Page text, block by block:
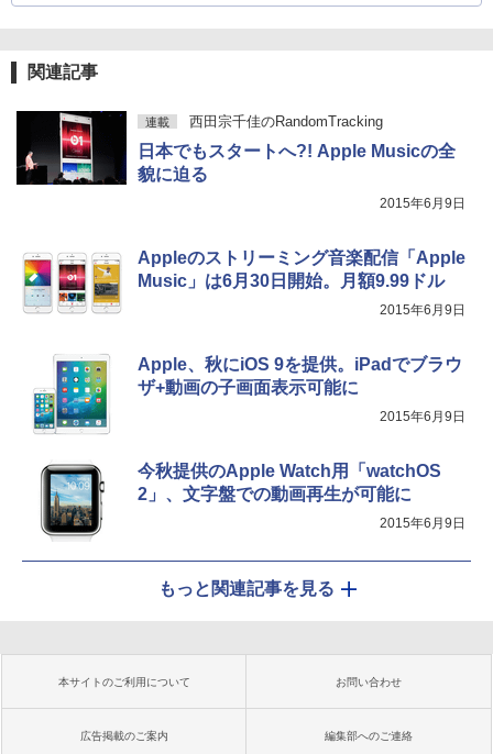
関連記事
連載 西田宗千佳のRandomTracking
日本でもスタートへ?! Apple Musicの全
貌に迫る
2015年6月9日
Appleのストリーミング音楽配信「Apple
Music」は6月30日開始。月額9.99ドル
2015年6月9日
Apple、秋にiOS 9を提供。iPadでブラウ
ザ+動画の子画面表示可能に
2015年6月9日
今秋提供のApple Watch用「watchOS
2」、文字盤での動画再生が可能に
2015年6月9日
もっと関連記事を見る
本サイトのご利用について お問い合わせ
広告掲載のご案内 編集部へのご連絡